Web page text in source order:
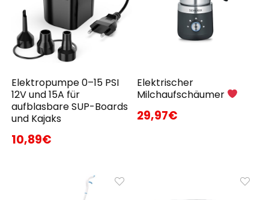
Elektropumpe 0–15 PSI
12V und 15A für
aufblasbare SUP-Boards
und Kajaks
10,89€
Elektrischer
Milchaufschäumer
29,97€